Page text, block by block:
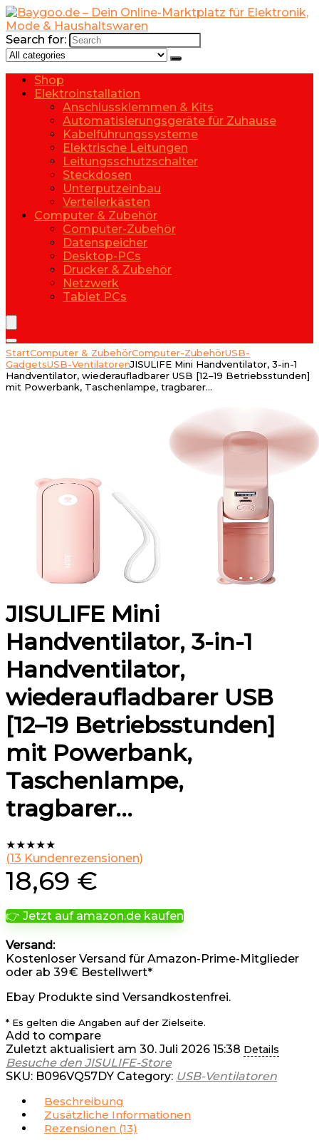
Search for:
Shop
Elektroinstallation
Anschlussklemmen & Kits
Automatisierungsgeräte für Zuhause
Kabelführungssysteme
Elektrische Leitungen
Leitungsschutzschalter
Steckdosen
Unterputzeinbau
Verteilerkästen
Computer & Zubehör
Computer-Zubehör
Datenspeicher
Desktop-PCs
Drucker & Zubehör
Netzwerk
Tablet PCs
StartComputer & ZubehörComputer-ZubehörUSB-
GadgetsUSB-VentilatorenJISULIFE Mini Handventilator, 3-in-1
Handventilator, wiederaufladbarer USB [12–19 Betriebsstunden]
mit Powerbank, Taschenlampe, tragbarer…
JISULIFE Mini
Handventilator, 3-in-1
Handventilator,
wiederaufladbarer USB
[12–19 Betriebsstunden]
mit Powerbank,
Taschenlampe,
tragbarer…
★★★★★
(13 Kundenrezensionen)
18,69 €
👉 Jetzt auf amazon.de kaufen
Versand:
Kostenloser Versand für Amazon-Prime-Mitglieder
oder ab 39 € Bestellwert*
Ebay Produkte sind Versandkostenfrei.
* Es gelten die Angaben auf der Zielseite.
Add to compare
Zuletzt aktualisiert am 30. Juli 2026 15:38 Details
Besuche den JISULIFE-Store
SKU: B096VQ57DY Category: USB-Ventilatoren
Beschreibung
Zusätzliche Informationen
Rezensionen (13)